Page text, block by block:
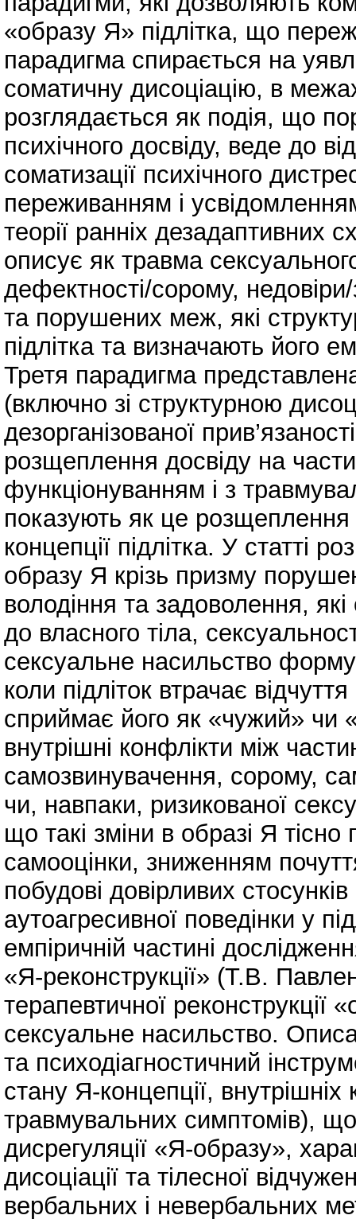
«образу Я» підлітка, що
парадигма спирається на
соматичну дисоціацію, в
розглядається як подія, що
психічного досвіду, веде до
соматизації психічного
переживанням і
теорії ранніх дезадаптивних
описує як травма
дефектності/сорому,
та порушених меж, які
підлітка та визначають його
Третя парадигма
(включно зі структурною
дезорганізованої
розщеплення досвіду на
функціонуванням і з
показують як це розщеплення
концепції підлітка. У статті
образу Я крізь призму
володіння та задоволення,
до власного тіла,
сексуальне насильство
коли підліток втрачає
сприймає його як «чужий»
внутрішні конфлікти між
самозвинувачення, сорому,
чи, навпаки, ризикованої
що такі зміни в образі Я
самооцінки, зниженням
побудові довірливих
аутоагресивної поведінки у
емпіричній частині
«Я-реконструкції» (Т.В.
терапевтичної реконструкції
сексуальне насильство.
та психодіагностичний
стану Я-концепції, внутрішніх
травмувальних симптомів),
дисрегуляції «Я-образу»,
дисоціації та тілесної
вербальних і невербальних